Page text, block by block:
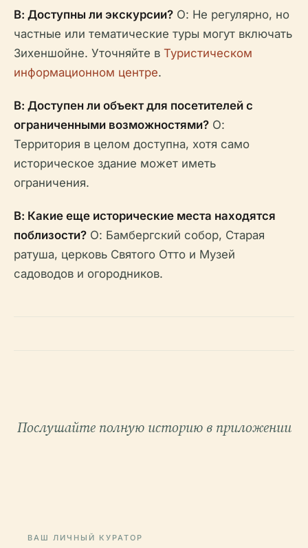
В: Доступны ли экскурсии? О: Не регулярно, но
частные или тематические туры могут включать
Зихеншойне. Уточняйте в Туристическом
информационном центре.
В: Доступен ли объект для посетителей с
ограниченными возможностями? О:
Территория в целом доступна, хотя само
историческое здание может иметь
ограничения.
В: Какие еще исторические места находятся
поблизости? О: Бамбергский собор, Старая
ратуша, церковь Святого Отто и Музей
садоводов и огородников.
Послушайте полную историю в приложении
ВАШ ЛИЧНЫЙ КУРАТОР